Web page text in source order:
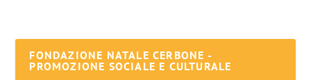
FONDAZIONE NATALE CERBONE -
PROMOZIONE SOCIALE E CULTURALE